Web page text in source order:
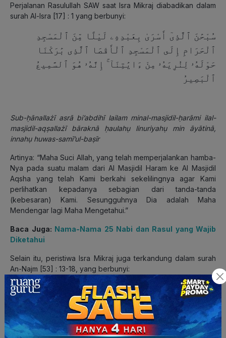
Perjalanan Rasulullah SAW saat Isra Mikraj diabadikan dalam
surah Al-Isra [17] : 1 yang berbunyi:
سُبْحَٰنَ ٱلَّذِىٓ أَسْرَىٰ بِعَبْدِهِۦ لَيْلًا مِّنَ ٱلْمَسْجِدِ
ٱلْحَرَامِ إِلَى ٱلْمَسْجِدِ ٱلْأَقْصَا ٱلَّذِى بَٰرَكْنَا
حَوْلَهُۥ لِنُرِيَهُۥ مِنْ ءَايَٰتِنَآ ۚ إِنَّهُۥ هُوَ ٱلسَّمِيعُ
ٱلْبَصِيرُ
Sub-ḥānallażī asrā bi’abdihī lailam minal-masjidil-ḥarāmi ilal-
masjidil-aqṣallażī bāraknā ḥaulahụ linuriyahụ min āyātinā,
innahụ huwas-samī’ul-baṣīr
Artinya: “Maha Suci Allah, yang telah memperjalankan hamba-
Nya pada suatu malam dari Al Masjidil Haram ke Al Masjidil
Aqsha yang telah Kami berkahi sekelilingnya agar Kami
perlihatkan kepadanya sebagian dari tanda-tanda
(kebesaran) Kami. Sesungguhnya Dia adalah Maha
Mendengar lagi Maha Mengetahui.”
Baca Juga: Nama-Nama 25 Nabi dan Rasul yang Wajib
Diketahui
Selain itu, peristiwa Isra Mikraj juga terkandung dalam surah
An-Najm [53] : 13-18, yang berbunyi:
(13)وَلَقَدْ رَءَاهُ نَزْلَةً أُخْرَىٰ
wa laqad ra`āhu nazlatan ukhrā
Artinya: “Dan sesungguhnya Muhammad telah melihat Jibril itu